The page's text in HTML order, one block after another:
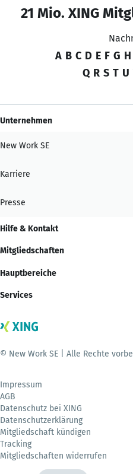
21 Mio. XING
A B C D E F G H
Q R S T U
Unternehmen
New Work SE
Karriere
Presse
Hilfe & Kontakt
Mitgliedschaften
Hauptbereiche
Services
© New Work SE | Alle Rechte
Impressum
AGB
Datenschutz bei XING
Datenschutzerklärung
Mitgliedschaft kündigen
Tracking
Mitgliedschaften widerrufen